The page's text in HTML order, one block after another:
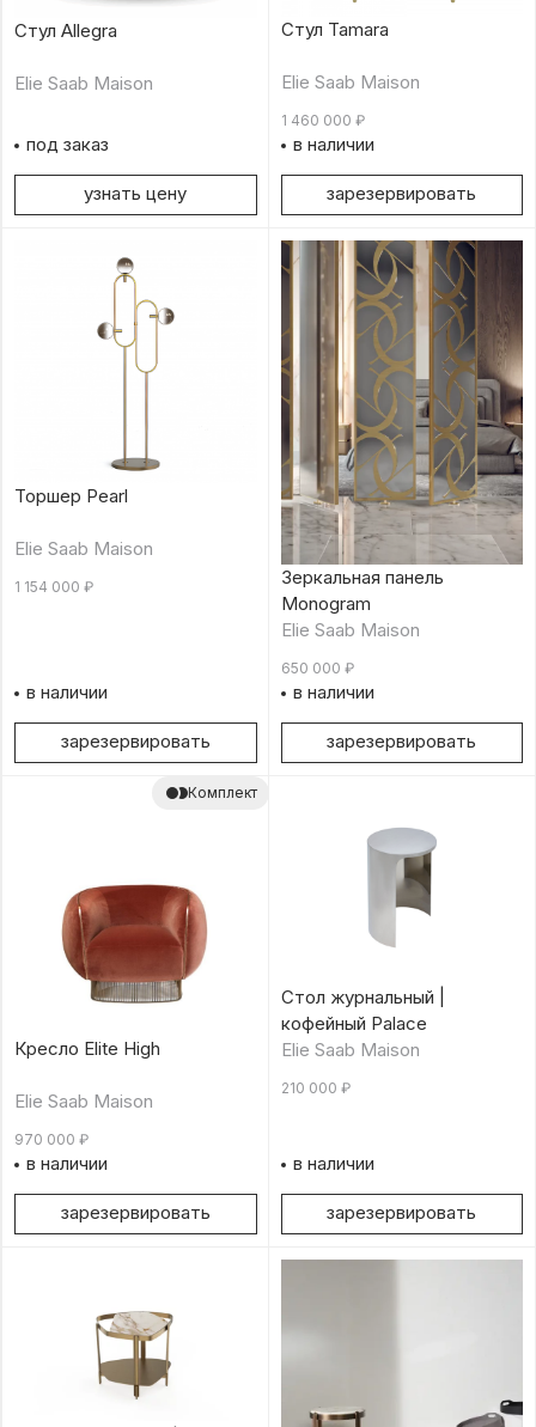
Стул Allegra
Elie Saab Maison
под заказ
узнать цену
Стул Tamara
Elie Saab Maison
1 460 000 ₽
в наличии
зарезервировать
Торшер Pearl
Elie Saab Maison
1 154 000 ₽
в наличии
зарезервировать
Зеркальная панель
Monogram
Elie Saab Maison
650 000 ₽
в наличии
зарезервировать
Комплект
Кресло Elite High
Elie Saab Maison
970 000 ₽
в наличии
зарезервировать
Стол журнальный |
кофейный Palace
Elie Saab Maison
210 000 ₽
в наличии
зарезервировать